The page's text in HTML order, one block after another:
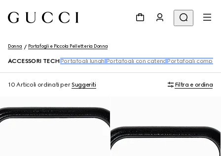
Donna Portafogli e Piccola Pelletteria Donna
ACCESSORI TECH Portafogli lunghi Portafogli con catena Portafogli
10 Articoli ordinati perSuggeriti Filtra e ordina